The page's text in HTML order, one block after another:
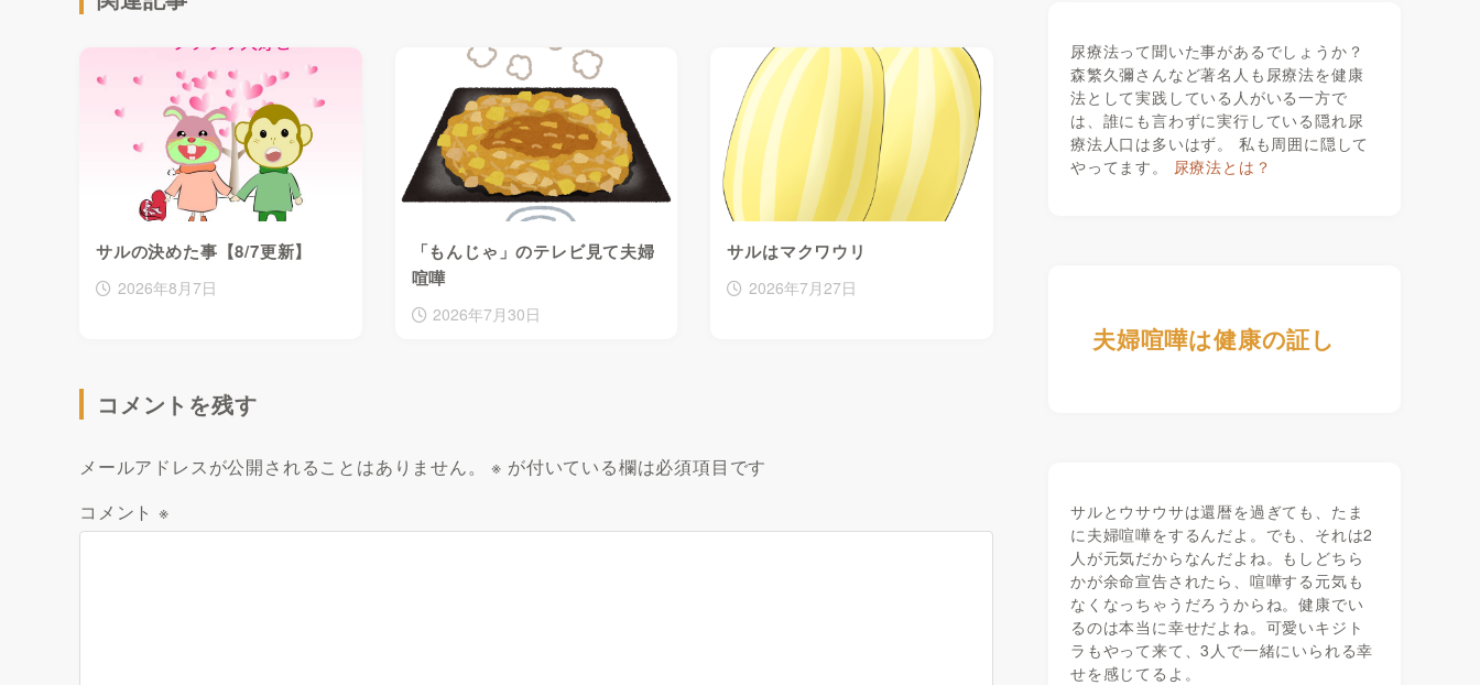
サルの決めた事【8/7更新】
2026年8月7日
「もんじゃ」のテレビ見て夫婦
喧嘩
2026年7月30日
サルはマクワウリ
2026年7月27日
コメントを残す
メールアドレスが公開されることはありません。 ※ が付いている欄は必須項目です
コメント ※
尿療法って聞いた事があるでしょうか？
森繁久彌さんなど著名人も尿療法を健康
法として実践している人がいる一方で
は、誰にも言わずに実行している隠れ尿
療法人口は多いはず。 私も周囲に隠して
やってます。
尿療法とは？
夫婦喧嘩は健康の証し
サルとウサウサは還暦を過ぎても、たま
に夫婦喧嘩をするんだよ。でも、それは2
人が元気だからなんだよね。もしどちら
かが余命宣告されたら、喧嘩する元気も
なくなっちゃうだろうからね。健康でい
るのは本当に幸せだよね。可愛いキジト
ラもやって来て、3人で一緒にいられる幸
せを感じてるよ。